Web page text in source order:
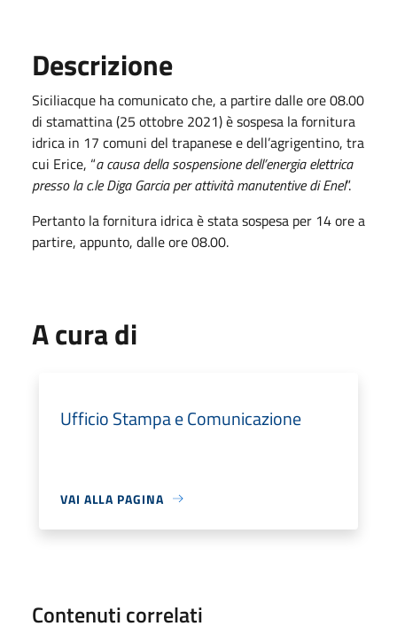
Descrizione
Siciliacque ha comunicato che, a partire dalle ore 08.00
di stamattina (25 ottobre 2021) è sospesa la fornitura
idrica in 17 comuni del trapanese e dell’agrigentino, tra
cui Erice, “a causa della sospensione dell’energia elettrica
presso la c.le Diga Garcia per attività manutentive di Enel”.
Pertanto la fornitura idrica è stata sospesa per 14 ore a
partire, appunto, dalle ore 08.00.
A cura di
Ufficio Stampa e Comunicazione
VAI ALLA PAGINA
Contenuti correlati